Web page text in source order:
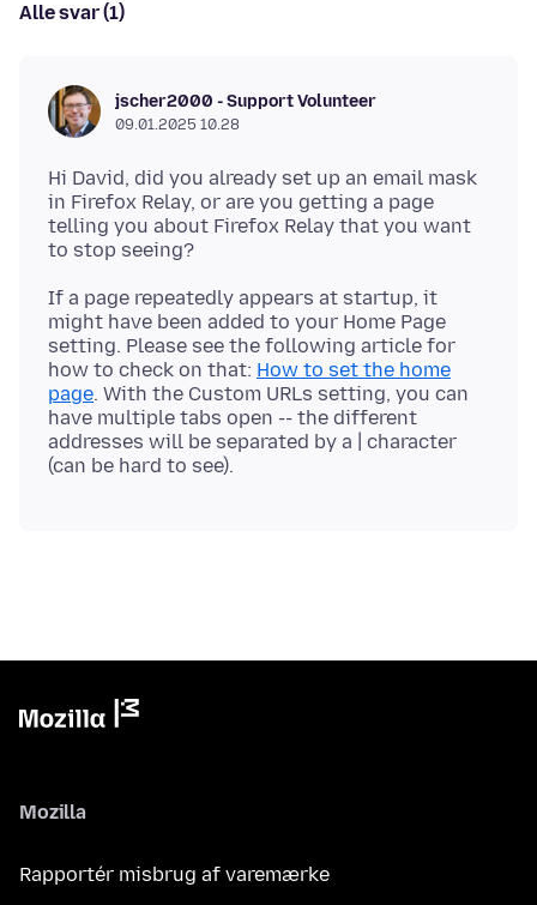
Alle svar (1)
jscher2000 - Support Volunteer
09.01.2025 10.28
Hi David, did you already set up an email mask
in Firefox Relay, or are you getting a page
telling you about Firefox Relay that you want
If a page repeatedly appears at startup, it
might have been added to your Home Page
setting. Please see the following article for
how to check on that: How to set the home
page. With the Custom URLs setting, you can
have multiple tabs open -- the different
addresses will be separated by a | character
Mozilla
Rapportér misbrug af varemærke